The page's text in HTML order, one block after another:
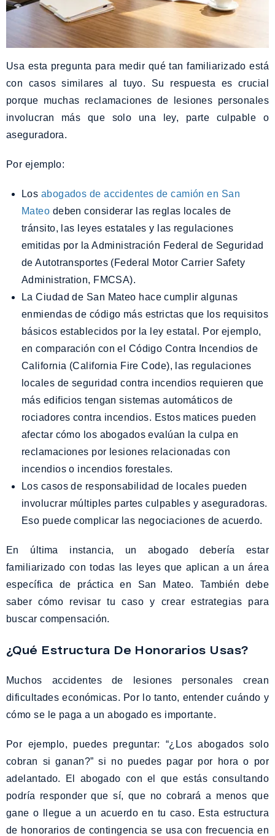
Usa esta pregunta para medir qué tan familiarizado está
con casos similares al tuyo. Su respuesta es crucial
porque muchas reclamaciones de lesiones personales
involucran más que solo una ley, parte culpable o
aseguradora.
Por ejemplo:
Los abogados de accidentes de camión en San
Mateo deben considerar las reglas locales de
tránsito, las leyes estatales y las regulaciones
emitidas por la Administración Federal de Seguridad
de Autotransportes (Federal Motor Carrier Safety
Administration, FMCSA).
La Ciudad de San Mateo hace cumplir algunas
enmiendas de código más estrictas que los requisitos
básicos establecidos por la ley estatal. Por ejemplo,
en comparación con el Código Contra Incendios de
California (California Fire Code), las regulaciones
locales de seguridad contra incendios requieren que
más edificios tengan sistemas automáticos de
rociadores contra incendios. Estos matices pueden
afectar cómo los abogados evalúan la culpa en
reclamaciones por lesiones relacionadas con
incendios o incendios forestales.
Los casos de responsabilidad de locales pueden
involucrar múltiples partes culpables y aseguradoras.
Eso puede complicar las negociaciones de acuerdo.
En última instancia, un abogado debería estar
familiarizado con todas las leyes que aplican a un área
específica de práctica en San Mateo. También debe
saber cómo revisar tu caso y crear estrategias para
buscar compensación.
¿Qué Estructura De Honorarios Usas?
Muchos accidentes de lesiones personales crean
dificultades económicas. Por lo tanto, entender cuándo y
cómo se le paga a un abogado es importante.
Por ejemplo, puedes preguntar: “¿Los abogados solo
cobran si ganan?” si no puedes pagar por hora o por
adelantado. El abogado con el que estás consultando
podría responder que sí, que no cobrará a menos que
gane o llegue a un acuerdo en tu caso. Esta estructura
de honorarios de contingencia se usa con frecuencia en